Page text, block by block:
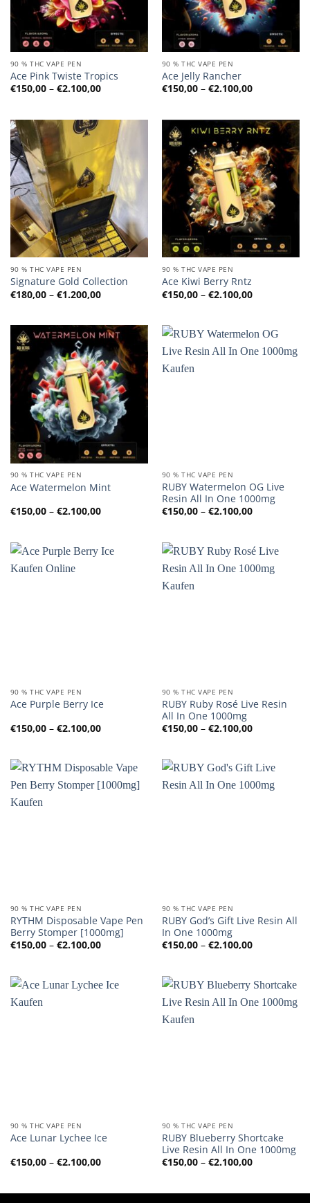
90 % THC VAPE PEN
Ace Pink Twiste Tropics
€150,00 – €2.100,00Preisspanne:
90 % THC VAPE PEN
Ace Jelly Rancher
€150,00 – €2.100,00
90 % THC VAPE PEN
Signature Gold Collection
€180,00 – €1.200,00Preisspanne:
€180,00
90 % THC VAPE PEN
Ace Kiwi Berry Rntz
€150,00 – €2.100,00
€150,00
90 % THC VAPE PEN
Ace Watermelon Mint
€150,00 – €2.100,00Preisspanne:
90 % THC VAPE PEN
RUBY Watermelon OG Live
Resin All In One 1000mg
€150,00 – €2.100,00
90 % THC VAPE PEN
Ace Purple Berry Ice
€150,00 – €2.100,00Preisspanne:
€150,00
90 % THC VAPE PEN
RUBY Ruby Rosé Live Resin
All In One 1000mg
€150,00 – €2.100,00
€150,00
90 % THC VAPE PEN
RYTHM Disposable Vape Pen
Berry Stomper [1000mg]
€150,00 – €2.100,00Preisspanne:
90 % THC VAPE PEN
RUBY God’s Gift Live Resin All
In One 1000mg
€150,00 – €2.100,00
90 % THC VAPE PEN
Ace Lunar Lychee Ice
€150,00 – €2.100,00Preisspanne:
€150,00
90 % THC VAPE PEN
RUBY Blueberry Shortcake
Live Resin All In One 1000mg
€150,00 – €2.100,00
€150,00